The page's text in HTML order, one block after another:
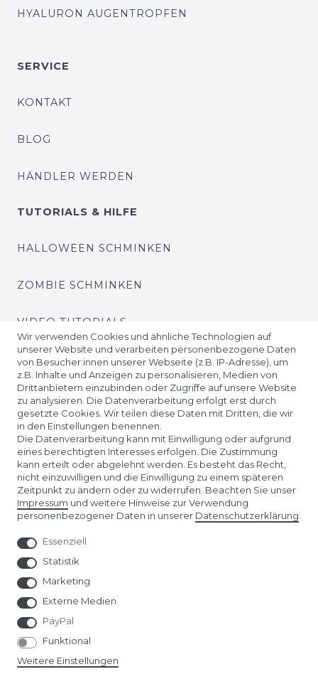
HYALURON AUGENTROPFEN
SERVICE
KONTAKT
BLOG
HÄNDLER WERDEN
TUTORIALS & HILFE
HALLOWEEN SCHMINKEN
ZOMBIE SCHMINKEN
VIDEO TUTORIALS
KONTAKTLINSEN EINSETZEN
UNTERNEHMEN
ÜBER UNS
AMAZON STORE
SPIELWARENMESSE NÜRNBERG
© Copyright 2026 | Alle Rechte vorbehalten.
Wir verwenden Cookies und ähnliche Technologien auf
unserer Website und verarbeiten personenbezogene Daten
von Besucher:innen unserer Webseite (z.B. IP-Adresse), um
z.B. Inhalte und Anzeigen zu personalisieren, Medien von
Drittanbietern einzubinden oder Zugriffe auf unsere Website
zu analysieren. Die Datenverarbeitung erfolgt erst durch
gesetzte Cookies. Wir teilen diese Daten mit Dritten, die wir
in den Einstellungen benennen.
Die Datenverarbeitung kann mit Einwilligung oder aufgrund
eines berechtigten Interesses erfolgen. Die Zustimmung
kann erteilt oder abgelehnt werden. Es besteht das Recht,
nicht einzuwilligen und die Einwilligung zu einem späteren
Zeitpunkt zu ändern oder zu widerrufen. Beachten Sie unser
Impressum und weitere Hinweise zur Verwendung
personenbezogener Daten in unserer Daten­schutz­erklärung
Essenziell
Statistik
Marketing
Externe Medien
PayPal
Funktional
Weitere Einstellungen